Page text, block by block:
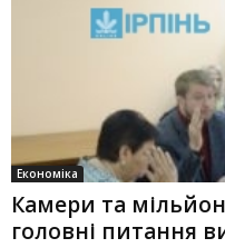
Економіка
Камери та
головні питання